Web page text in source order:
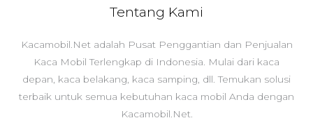
Tentang Kami
Kacamobil.Net adalah Pusat Penggantian dan Penjualan
Kaca Mobil Terlengkap di Indonesia. Mulai dari kaca
depan, kaca belakang, kaca samping, dll. Temukan solusi
terbaik untuk semua kebutuhan kaca mobil Anda dengan
Kacamobil.Net.